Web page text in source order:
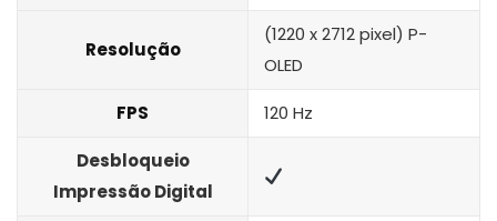
Resolução
(1220 x 2712 pixel) P-
OLED
FPS 120 Hz
Desbloqueio
Impressão Digital